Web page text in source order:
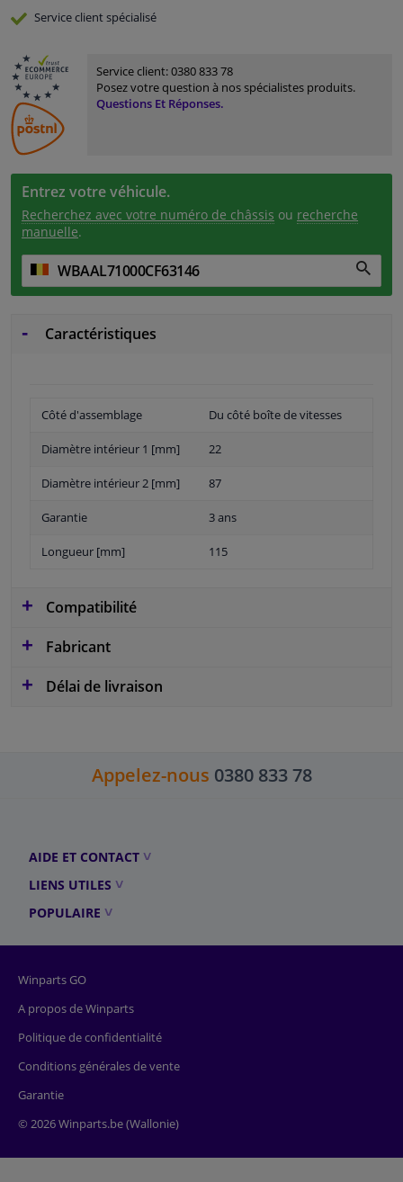
Serviceclient spécialisé
Service client:0380 833 78
Posez votre question à nos spécialistes produits.
Questions Et Réponses.
Entrez votre véhicule.
Recherchez avec votre numéro de châssis ou recherche
manuelle.
Caractéristiques
Côté d'assemblage Du côté boîte de vitesses
Diamètre intérieur 1 [mm] 22
Diamètre intérieur 2 [mm] 87
Garantie 3 ans
Longueur [mm] 115
Compatibilité
Fabricant
Délai de livraison
Appelez-nous 0380 833 78
AIDE ET CONTACT
LIENS UTILES
POPULAIRE
Winparts GO
A propos de Winparts
Politique de confidentialité
Conditions générales de vente
Garantie
© 2026 Winparts.be (Wallonie)